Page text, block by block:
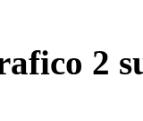
2